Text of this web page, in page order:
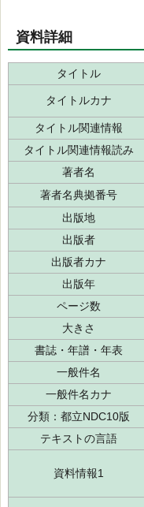
資料詳細
タイトル
タイトルカナ
タイトル関連情報
タイトル関連情報読み
著者名
著者名典拠番号
出版地
出版者
出版者カナ
出版年
ページ数
大きさ
書誌・年譜・年表
一般件名
一般件名カナ
分類：都立NDC10版
テキストの言語
資料情報1